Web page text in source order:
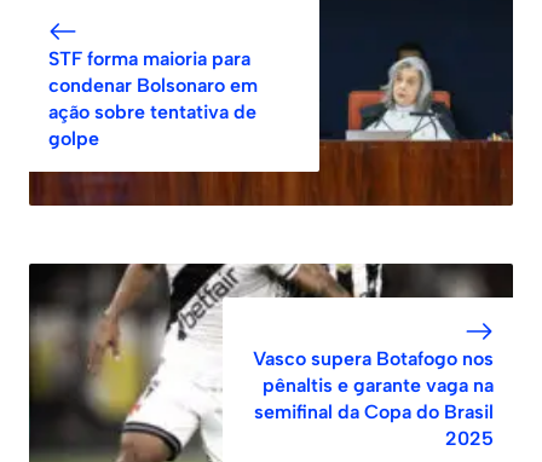
STF forma maioria para
condenar Bolsonaro em
ação sobre tentativa de
golpe
Vasco supera Botafogo nos
pênaltis e garante vaga na
semifinal da Copa do Brasil
2025